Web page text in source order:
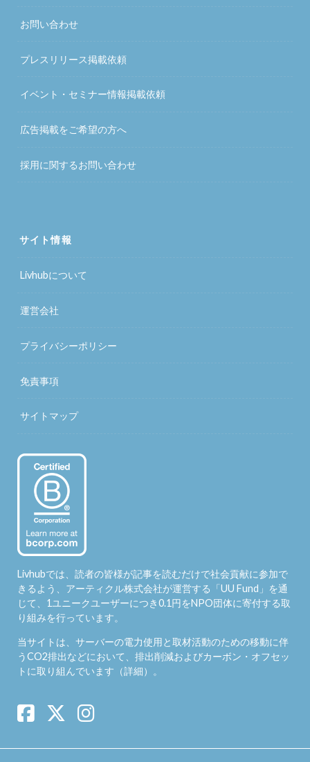
お問い合わせ
プレスリリース掲載依頼
イベント・セミナー情報掲載依頼
広告掲載をご希望の方へ
採用に関するお問い合わせ
サイト情報
Livhubについて
運営会社
プライバシーポリシー
免責事項
サイトマップ
Livhubでは、読者の皆様が記事を読むだけで社会貢献に参加で
きるよう、アーティクル株式会社が運営する「UU Fund 」を通
じて、1ユニークユーザーにつき0.1円をNPO団体に寄付する取
り組みを行っています。
当サイトは、サーバーの電力使用と取材活動のための移動に伴
うCO2排出などにおいて、排出削減およびカーボン・オフセッ
トに取り組んでいます（詳細）。